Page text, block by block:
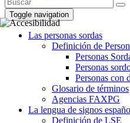
Toggle navigation
Las personas sordas
Definición de
Personas
Personas
Personas con
Glosario de términos
Agencias FAXPG
La lengua de signos
Definición de LSE